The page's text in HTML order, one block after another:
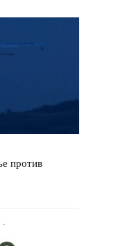
против
-